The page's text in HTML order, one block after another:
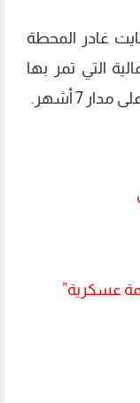
غادر المحطة
التي تمر بها
7 أشهر.
عسكرية”